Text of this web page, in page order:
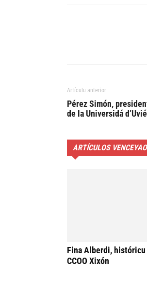
Artículu anterior
Pérez Simón,
de la Universidá
ARTÍCULOS
Fina Alberdi, históricu
CCOO Xixón